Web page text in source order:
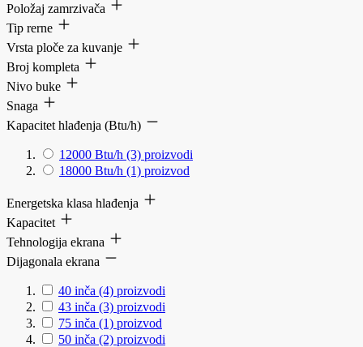
Položaj zamrzivača
Tip rerne
Vrsta ploče za kuvanje
Broj kompleta
Nivo buke
Snaga
Kapacitet hlađenja (Btu/h)
12000 Btu/h (3) proizvodi
18000 Btu/h (1) proizvod
Energetska klasa hlađenja
Kapacitet
Tehnologija ekrana
Dijagonala ekrana
40 inča (4) proizvodi
43 inča (3) proizvodi
75 inča (1) proizvod
50 inča (2) proizvodi